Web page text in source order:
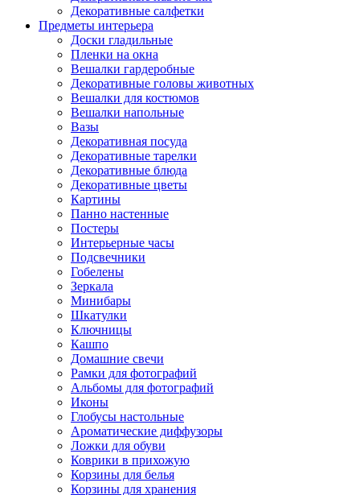
Декоративные салфетки
Предметы интерьера
Доски гладильные
Пленки на окна
Вешалки гардеробные
Декоративные головы животных
Вешалки для костюмов
Вешалки напольные
Вазы
Декоративная посуда
Декоративные тарелки
Декоративные блюда
Декоративные цветы
Картины
Панно настенные
Постеры
Интерьерные часы
Подсвечники
Гобелены
Зеркала
Минибары
Шкатулки
Ключницы
Кашпо
Домашние свечи
Рамки для фотографий
Альбомы для фотографий
Иконы
Глобусы настольные
Ароматические диффузоры
Ложки для обуви
Коврики в прихожую
Корзины для белья
Корзины для хранения